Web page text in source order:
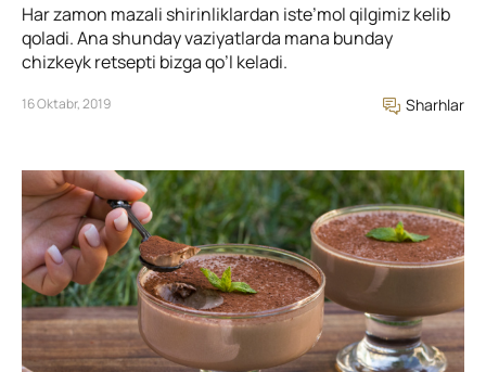
Har zamon mazali shirinliklardan iste’mol qilgimiz kelib
qoladi. Ana shunday vaziyatlarda mana bunday
chizkeyk retsepti bizga qo’l keladi.
16 Oktabr, 2019 Sharhlar